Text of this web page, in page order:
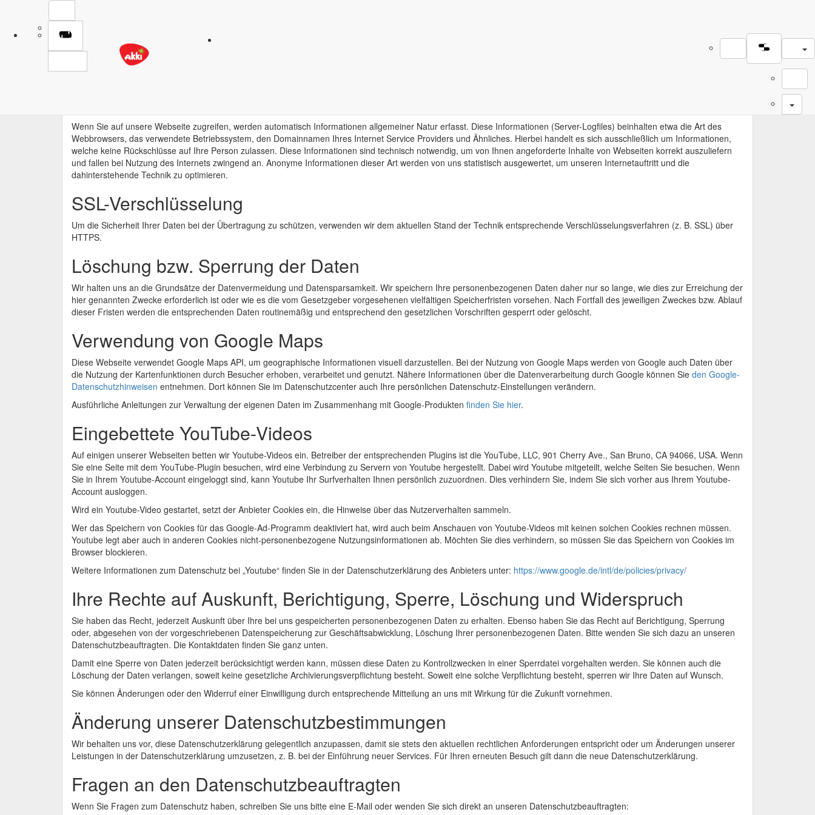
DATENSCHUTZERKLÄRUNG
Verantwortliche Stelle im Sinne der Datenschutzgesetze ist:
Wenn Sie auf unsere Webseite zugreifen, werden automatisch Informationen allgemeiner Natur erfasst. Diese Informationen (Server-Logfiles) beinhalten etwa die Art des
Webbrowsers, das verwendete Betriebssystem, den Domainnamen Ihres Internet Service Providers und Ähnliches. Hierbei handelt es sich ausschließlich um Informationen,
welche keine Rückschlüsse auf Ihre Person zulassen. Diese Informationen sind technisch notwendig, um von Ihnen angeforderte Inhalte von Webseiten korrekt auszuliefern
und fallen bei Nutzung des Internets zwingend an. Anonyme Informationen dieser Art werden von uns statistisch ausgewertet, um unseren Internetauftritt und die
dahinterstehende Technik zu optimieren.
SSL-Verschlüsselung
Um die Sicherheit Ihrer Daten bei der Übertragung zu schützen, verwenden wir dem aktuellen Stand der Technik entsprechende Verschlüsselungsverfahren (z. B. SSL) über
HTTPS.
Löschung bzw. Sperrung der Daten
Wir halten uns an die Grundsätze der Datenvermeidung und Datensparsamkeit. Wir speichern Ihre personenbezogenen Daten daher nur so lange, wie dies zur Erreichung der
hier genannten Zwecke erforderlich ist oder wie es die vom Gesetzgeber vorgesehenen vielfältigen Speicherfristen vorsehen. Nach Fortfall des jeweiligen Zweckes bzw. Ablauf
dieser Fristen werden die entsprechenden Daten routinemäßig und entsprechend den gesetzlichen Vorschriften gesperrt oder gelöscht.
Verwendung von Google Maps
Diese Webseite verwendet Google Maps API, um geographische Informationen visuell darzustellen. Bei der Nutzung von Google Maps werden von Google auch Daten über
die Nutzung der Kartenfunktionen durch Besucher erhoben, verarbeitet und genutzt. Nähere Informationen über die Datenverarbeitung durch Google können Sie den Google-
Datenschutzhinweisen entnehmen. Dort können Sie im Datenschutzcenter auch Ihre persönlichen Datenschutz-Einstellungen verändern.
Ausführliche Anleitungen zur Verwaltung der eigenen Daten im Zusammenhang mit Google-Produkten finden Sie hier.
Eingebettete YouTube-Videos
Auf einigen unserer Webseiten betten wir Youtube-Videos ein. Betreiber der entsprechenden Plugins ist die YouTube, LLC, 901 Cherry Ave., San Bruno, CA 94066, USA. Wenn
Sie eine Seite mit dem YouTube-Plugin besuchen, wird eine Verbindung zu Servern von Youtube hergestellt. Dabei wird Youtube mitgeteilt, welche Seiten Sie besuchen. Wenn
Sie in Ihrem Youtube-Account eingeloggt sind, kann Youtube Ihr Surfverhalten Ihnen persönlich zuzuordnen. Dies verhindern Sie, indem Sie sich vorher aus Ihrem Youtube-
Account ausloggen.
Wird ein Youtube-Video gestartet, setzt der Anbieter Cookies ein, die Hinweise über das Nutzerverhalten sammeln.
Wer das Speichern von Cookies für das Google-Ad-Programm deaktiviert hat, wird auch beim Anschauen von Youtube-Videos mit keinen solchen Cookies rechnen müssen.
Youtube legt aber auch in anderen Cookies nicht-personenbezogene Nutzungsinformationen ab. Möchten Sie dies verhindern, so müssen Sie das Speichern von Cookies im
Browser blockieren.
Weitere Informationen zum Datenschutz bei „Youtube“ finden Sie in der Datenschutzerklärung des Anbieters unter: https://www.google.de/intl/de/policies/privacy/
Ihre Rechte auf Auskunft, Berichtigung, Sperre, Löschung und Widerspruch
Sie haben das Recht, jederzeit Auskunft über Ihre bei uns gespeicherten personenbezogenen Daten zu erhalten. Ebenso haben Sie das Recht auf Berichtigung, Sperrung
oder, abgesehen von der vorgeschriebenen Datenspeicherung zur Geschäftsabwicklung, Löschung Ihrer personenbezogenen Daten. Bitte wenden Sie sich dazu an unseren
Datenschutzbeauftragten. Die Kontaktdaten finden Sie ganz unten.
Damit eine Sperre von Daten jederzeit berücksichtigt werden kann, müssen diese Daten zu Kontrollzwecken in einer Sperrdatei vorgehalten werden. Sie können auch die
Löschung der Daten verlangen, soweit keine gesetzliche Archivierungsverpflichtung besteht. Soweit eine solche Verpflichtung besteht, sperren wir Ihre Daten auf Wunsch.
Sie können Änderungen oder den Widerruf einer Einwilligung durch entsprechende Mitteilung an uns mit Wirkung für die Zukunft vornehmen.
Änderung unserer Datenschutzbestimmungen
Wir behalten uns vor, diese Datenschutzerklärung gelegentlich anzupassen, damit sie stets den aktuellen rechtlichen Anforderungen entspricht oder um Änderungen unserer
Leistungen in der Datenschutzerklärung umzusetzen, z. B. bei der Einführung neuer Services. Für Ihren erneuten Besuch gilt dann die neue Datenschutzerklärung.
Fragen an den Datenschutzbeauftragten
Wenn Sie Fragen zum Datenschutz haben, schreiben Sie uns bitte eine E-Mail oder wenden Sie sich direkt an unseren Datenschutzbeauftragten: